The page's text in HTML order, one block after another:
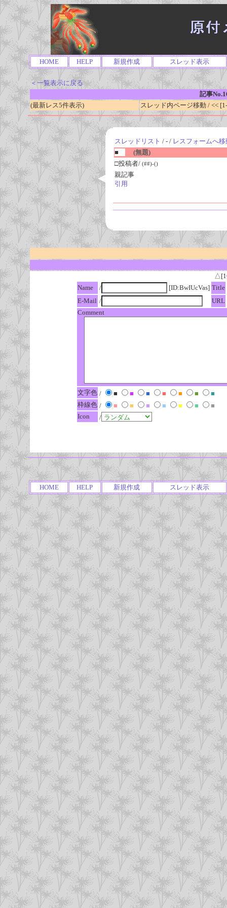
HOME HELP 新規作成 スレッド表示
＜一覧表示に戻る
記事
(最新レス5件表示)
スレッド内ページ移動 / <<
スレッドリスト / - / レスフォームへ移
■
(無題)
□投稿者/ (##)-()
親記事
引用
Name
/ [ID:BwIUcVas] Title
E-Mail /
URL
Comment
文字色 / ■ ■ ■ ■ ■ ■
■
枠線色 / ■ ■ ■ ■ ■ ■
■
Icon
/
HOME HELP 新規作成 スレッド表示